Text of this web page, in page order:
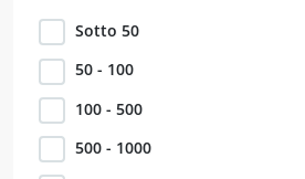
Sotto 50
50 - 100
100 - 500
500 - 1000